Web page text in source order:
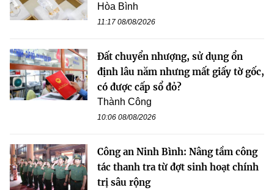
Hòa Bình
11:17 08/08/2026
Đất chuyển nhượng, sử dụng ổn
định lâu năm nhưng mất giấy tờ gốc,
có được cấp sổ đỏ?
Thành Công
10:06 08/08/2026
Công an Ninh Bình: Nâng tầm công
tác thanh tra từ đợt sinh hoạt chính
trị sâu rộng